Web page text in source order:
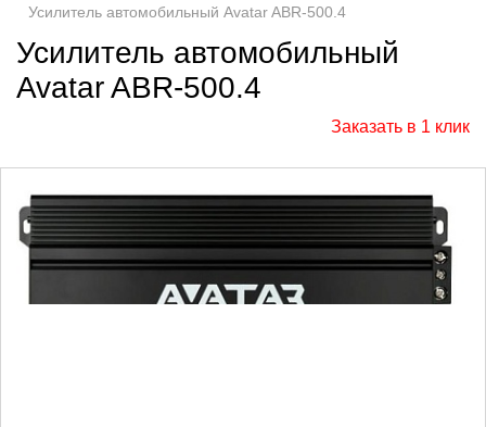
Усилитель автомобильный Avatar ABR-500.4
Усилитель автомобильный
Avatar ABR-500.4
Заказать в 1 клик